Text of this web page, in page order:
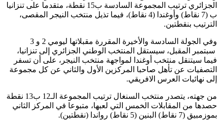
الجزائري ترتيب المجموعة السادسة ب15 نقطة، متقدما على تنزانيا
ب (7 نقاط) وأوغندا (4 نقاط)، فيما تذيل منتخب النيجر المقصى،
الترتيب بنقطتين.
وفي الجولة السادسة والأخيرة المقررة مقبلاتها ليومي 2 و 3
سبتمبر المقبل، سيستقل المنتخب الوطني الجزائري إلى تنزانيا،
فيما سيتنقل منتخب أوغندا لمواجهة منتخب النيجر، على أن تسفر
التصفيات عن تأهل صاحبا المركزين الأول والثاني عن كل مجموعة
إلى نهائيات العرس الافريقي.
من جهته، يتصدر منتخب السنغال ترتيب المجموعة الـ12 ب13 نقطة
حصدها من المقابلات الخمس التي لعبها، متبوعا في المركز الثاني
بموزمبيق (7 نقاط) البنين (5 نقاط) رواندا (نقطتين).